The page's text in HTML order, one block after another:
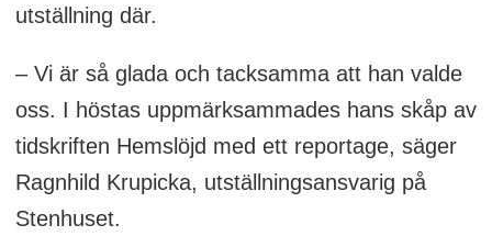
utställning där.
– Vi är så glada och tacksamma att han valde
oss. I höstas uppmärksammades hans skåp av
tidskriften Hemslöjd med ett reportage, säger
Ragnhild Krupicka, utställningsansvarig på
Stenhuset.